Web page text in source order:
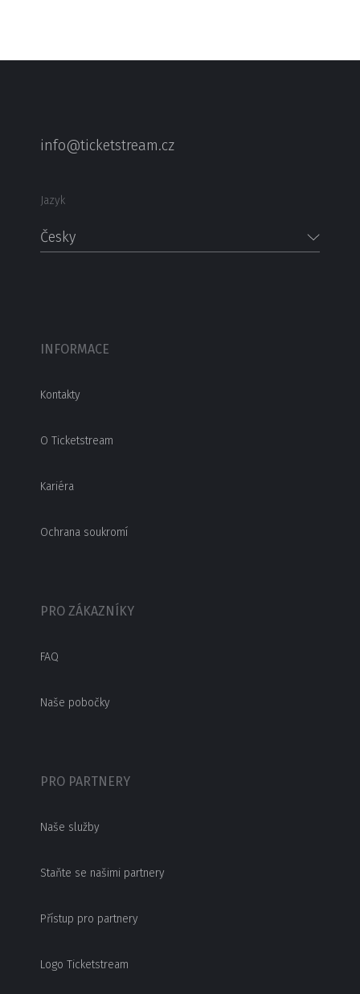
info@ticketstream.cz
Jazyk
Česky
INFORMACE
Kontakty
O Ticketstream
Kariéra
Ochrana soukromí
PRO ZÁKAZNÍKY
FAQ
Naše pobočky
PRO PARTNERY
Naše služby
Staňte se našimi partnery
Přístup pro partnery
Logo Ticketstream